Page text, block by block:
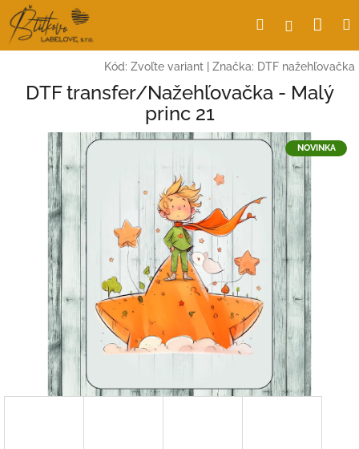
Prejsť
na
obsah
Hľadať
Kód: Zvoľte variant Značka: DTF nažehľovačka
DTF transfer/Nažehľovačka - Malý
princ 21
NOVINKA